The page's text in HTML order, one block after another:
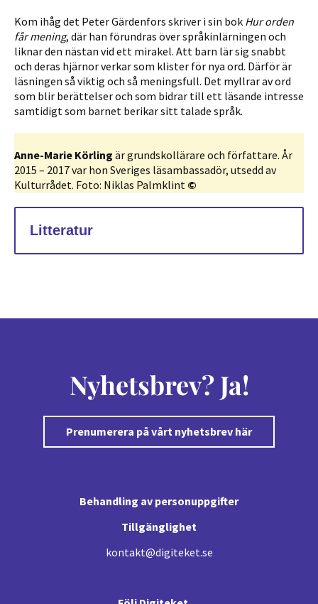
Kom ihåg det Peter Gärdenfors skriver i sin bok Hur orden
får mening, där han förundras över språkinlärningen och
liknar den nästan vid ett mirakel. Att barn lär sig snabbt
och deras hjärnor verkar som klister för nya ord. Därför är
läsningen så viktig och så meningsfull. Det myllrar av ord
som blir berättelser och som bidrar till ett läsande intresse
samtidigt som barnet berikar sitt talade språk.
Anne-Marie Körling är grundskollärare och författare. År
2015 – 2017 var hon Sveriges läsambassadör, utsedd av
Kulturrådet. Foto: Niklas Palmklint ©
Litteratur
Behandling av personuppgifter
Tillgänglighet
kontakt@digiteket.se
Nyhetsbrev? Ja!
Prenumerera på vårt nyhetsbrev här